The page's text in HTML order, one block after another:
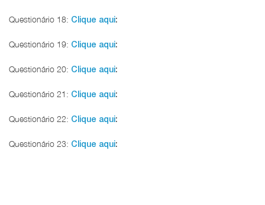
Questionário 18: Clique aqui:
Questionário 19: Clique aqui:
Questionário 20: Clique aqui:
Questionário 21: Clique aqui:
Questionário 22: Clique aqui:
Questionário 23: Clique aqui: